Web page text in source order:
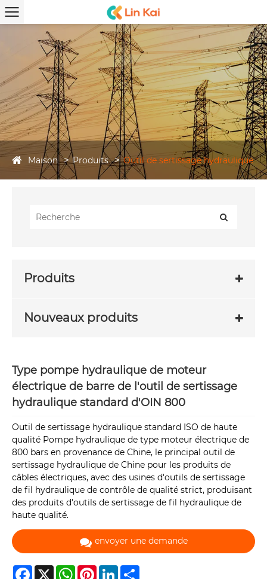
Maison Produits Outil de sertissage hydraulique
Produits
Nouveaux produits
Type pompe hydraulique de moteur
électrique de barre de l'outil de sertissage
hydraulique standard d'OIN 800
Outil de sertissage hydraulique standard ISO de haute
qualité Pompe hydraulique de type moteur électrique de
800 bars en provenance de Chine, le principal outil de
sertissage hydraulique de Chine pour les produits de
câbles électriques, avec des usines d'outils de sertissage
de fil hydraulique de contrôle de qualité strict, produisant
des produits d'outils de sertissage de fil hydraulique de
haute qualité.
envoyer une demande
Facebook
X WhatsAppPinterestLinkedIn